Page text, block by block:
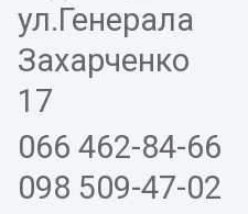
ул.Генерала
Захарченко
17
066 462-84-66
098 509-47-02